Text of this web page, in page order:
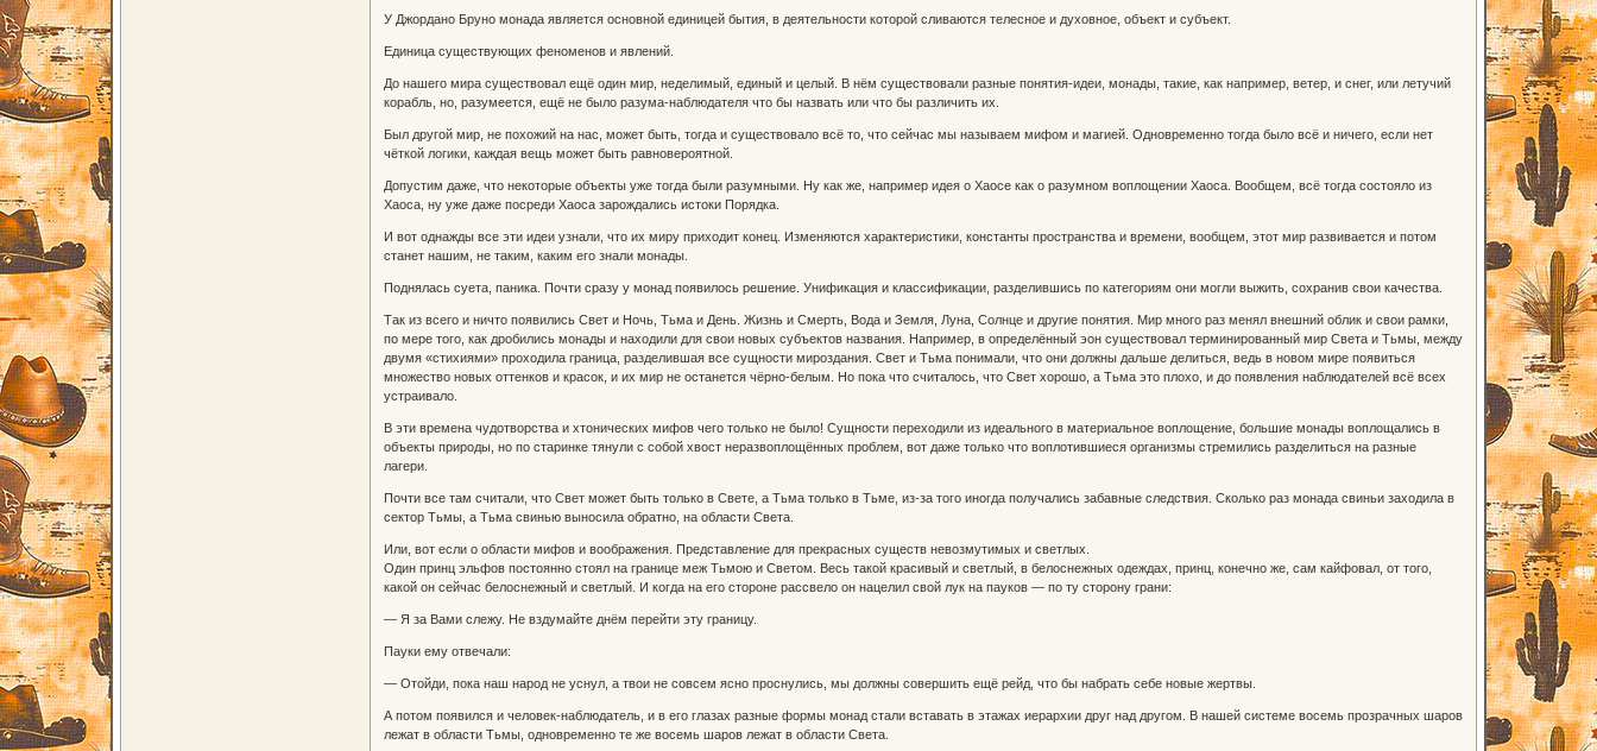
У Джордано Бруно монада является основной единицей бытия, в деятельности которой сливаются телесное и духовное, объект и субъект.
Единица существующих феноменов и явлений.
До нашего мира существовал ещё один мир, неделимый, единый и целый. В нём существовали разные понятия-идеи, монады, такие, как например, ветер, и снег, или летучий
корабль, но, разумеется, ещё не было разума-наблюдателя что бы назвать или что бы различить их.
Был другой мир, не похожий на нас, может быть, тогда и существовало всё то, что сейчас мы называем мифом и магией. Одновременно тогда было всё и ничего, если нет
чёткой логики, каждая вещь может быть равновероятной.
Допустим даже, что некоторые объекты уже тогда были разумными. Ну как же, например идея о Хаосе как о разумном воплощении Хаоса. Вообщем, всё тогда состояло из
Хаоса, ну уже даже посреди Хаоса зарождались истоки Порядка.
И вот однажды все эти идеи узнали, что их миру приходит конец. Изменяются характеристики, константы пространства и времени, вообщем, этот мир развивается и потом
станет нашим, не таким, каким его знали монады.
Поднялась суета, паника. Почти сразу у монад появилось решение. Унификация и классификации, разделившись по категориям они могли выжить, сохранив свои качества.
Так из всего и ничто появились Свет и Ночь, Тьма и День. Жизнь и Смерть, Вода и Земля, Луна, Солнце и другие понятия. Мир много раз менял внешний облик и свои рамки,
по мере того, как дробились монады и находили для свои новых субъектов названия. Например, в определённый эон существовал терминированный мир Света и Тьмы, между
двумя «стихиями» проходила граница, разделившая все сущности мироздания. Свет и Тьма понимали, что они должны дальше делиться, ведь в новом мире появиться
множество новых оттенков и красок, и их мир не останется чёрно-белым. Но пока что считалось, что Свет хорошо, а Тьма это плохо, и до появления наблюдателей всё всех
устраивало.
В эти времена чудотворства и хтонических мифов чего только не было! Сущности переходили из идеального в материальное воплощение, большие монады воплощались в
объекты природы, но по старинке тянули с собой хвост неразвоплощённых проблем, вот даже только что воплотившиеся организмы стремились разделиться на разные
лагери.
Почти все там считали, что Свет может быть только в Свете, а Тьма только в Тьме, из-за того иногда получались забавные следствия. Сколько раз монада свиньи заходила в
сектор Тьмы, а Тьма свинью выносила обратно, на области Света.
Или, вот если о области мифов и воображения. Представление для прекрасных существ невозмутимых и светлых.
Один принц эльфов постоянно стоял на границе меж Тьмою и Светом. Весь такой красивый и светлый, в белоснежных одеждах, принц, конечно же, сам кайфовал, от того,
какой он сейчас белоснежный и светлый. И когда на его стороне рассвело он нацелил свой лук на пауков — по ту сторону грани:
— Я за Вами слежу. Не вздумайте днём перейти эту границу.
Пауки ему отвечали:
— Отойди, пока наш народ не уснул, а твои не совсем ясно проснулись, мы должны совершить ещё рейд, что бы набрать себе новые жертвы.
А потом появился и человек-наблюдатель, и в его глазах разные формы монад стали вставать в этажах иерархии друг над другом. В нашей системе восемь прозрачных шаров
лежат в области Тьмы, одновременно те же восемь шаров лежат в области Света.